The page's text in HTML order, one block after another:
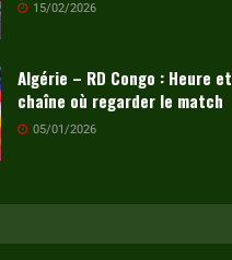
15/02/2026
Algérie – RD Congo : Heure et
chaîne où regarder le match
05/01/2026